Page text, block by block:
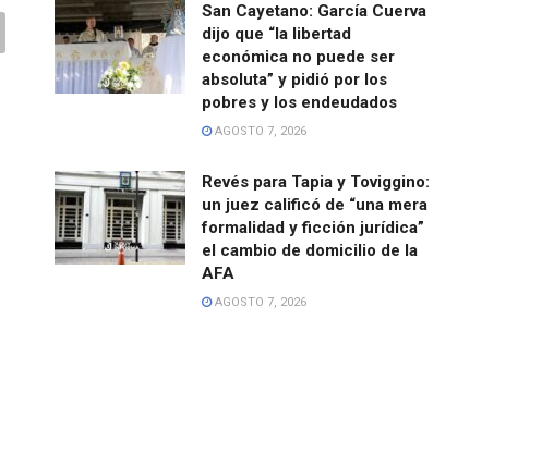
San Cayetano: García Cuerva
dijo que “la libertad
económica no puede ser
absoluta” y pidió por los
pobres y los endeudados
AGOSTO 7, 2026
Revés para Tapia y Toviggino:
un juez calificó de “una mera
formalidad y ficción jurídica”
el cambio de domicilio de la
AFA
AGOSTO 7, 2026